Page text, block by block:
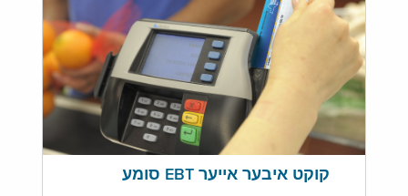
קוקט איבער אייער EBT סומע